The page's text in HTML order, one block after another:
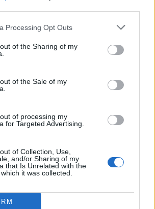
Processing Opt Outs
of the Sharing of my
of the Sale of my
of processing my
for Targeted Advertising.
of Collection, Use,
and/or Sharing of my
that Is Unrelated with the
it was collected.
til at stoppe op og kigge i
Det er både smukt, fascinerende
livet på Jorden og vores plads i
vil vi give danskerne en
– og inspirere til ny viden og
naturvidenskab, siger Tina Ibsen,
et overblik over, hvornår
rammer forskellige steder i
Butiksansatte i JYSK Danmark kan
løn, når deres barn begynder i 0.
medarbejderne mulighed for at
en af familiens største